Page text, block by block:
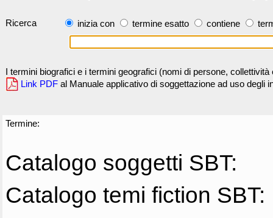
Ricerca inizia con termine esatto contiene
I termini biografici e i termini geografici (nomi di persone,
Link PDF al Manuale applicativo di soggettazione ad uso degli
Termine:
Catalogo soggetti SBT:
Catalogo temi fiction SBT: